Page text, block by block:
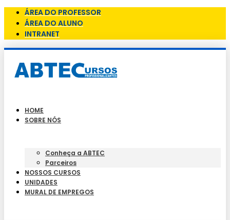
ÁREA DO PROFESSOR
ÁREA DO ALUNO
INTRANET
HOME
SOBRE NÓS
Conheça a ABTEC
Parceiros
NOSSOS CURSOS
UNIDADES
MURAL DE EMPREGOS